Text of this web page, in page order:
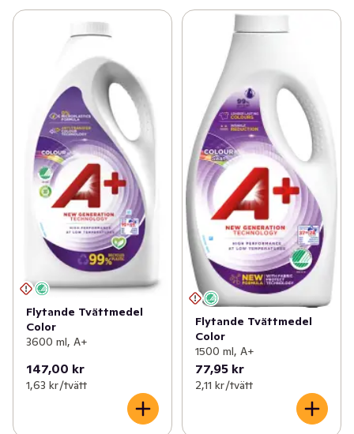
Flytande Tvättmedel
Color
3600 ml, A+
147,00 kr
1,63 kr /tvätt
Flytande Tvättmedel
Color
1500 ml, A+
77,95 kr
2,11 kr /tvätt